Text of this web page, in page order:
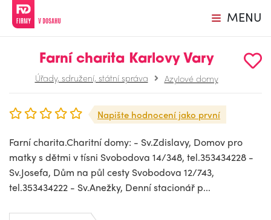
MENU
Farní charita Karlovy Vary
Úřady, sdružení, státní správa Azylové domy
Napište hodnocení jako první
Farní charita.Charitní domy: - Sv.Zdislavy, Domov pro
matky s dětmi v tísni Svobodova 14/348, tel.353434228 -
Sv.Josefa, Dům na půl cesty Svobodova 12/743,
tel.353434222 - Sv.Anežky, Denní stacionář p...